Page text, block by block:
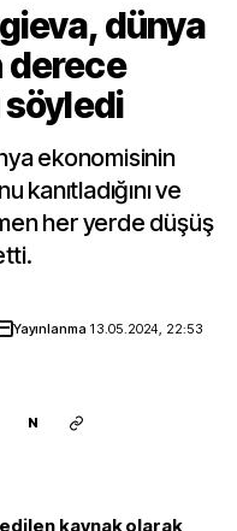
dünya
derece
ekonomisinin
ve
her yerde düşüş
Yayınlanma 13.05.2024, 22:53
N
kaynak olarak